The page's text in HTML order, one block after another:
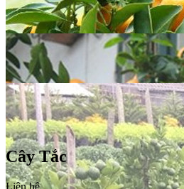
Cây Tắc
Liên hệ